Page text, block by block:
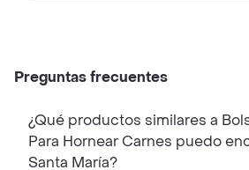
Preguntas frecuentes
¿Qué productos similares a
Para Hornear Carnes puedo
Santa María?